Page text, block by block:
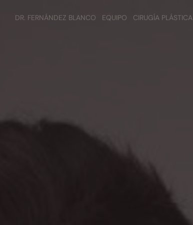
DR. FERNÁNDEZ BLANCO EQUIPO CIRUGÍA PLÁSTICA